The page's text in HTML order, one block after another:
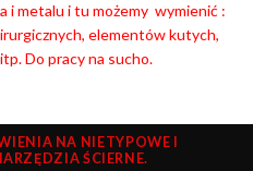
i metalu i tu możemy wymienić :
elementów kutych,
Do pracy na sucho.
NA NIETYPOWE I
ŚCIERNE.